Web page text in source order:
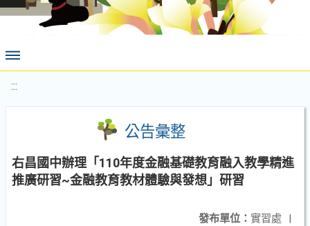
:::
公告彙整
右昌國中辦理「110年度金融基礎教育融入教學精進
推廣研習~金融教育教材體驗與發想」研習
發布單位： 實習處 |